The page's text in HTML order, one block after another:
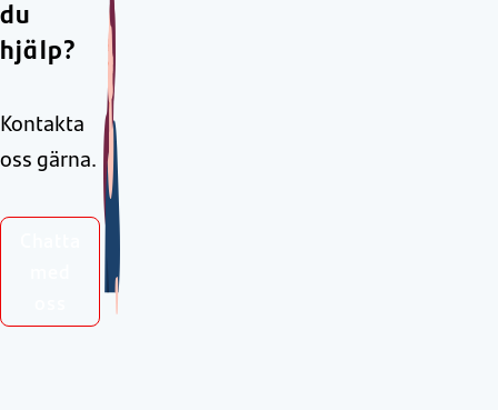
du
hjälp?
Kontakta
oss gärna.